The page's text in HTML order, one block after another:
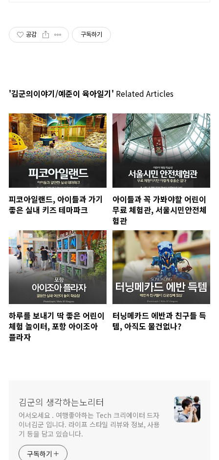
공감 구독하기
'김군의이야기/예준이 육아일기' Related Articles
피코아일랜드, 아이들과 가기
좋은 실내 키즈 테마파크
아이들과 꼭 가봐야할 어린이
무료 체험관, 서울시민안전체
험관
하루를 보내기 딱 좋은 어린이
체험 놀이터, 포항 아이조아
플라자
터닝메카드 에반과 친구들 득
템, 아직도 물건없나?
김군의 생각하는노리터
어서오세요 . 여행좋아하는 Tech 크리에이터 드자
이너김군 입니다. 라이프 스타일 리뷰와 정보, 사용
기 등을 담고 있습니다.
구독하기